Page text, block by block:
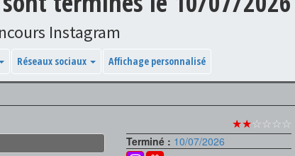
Instagram
Réseaux sociaux Affichage personnalisé
★★☆☆☆☆
Terminé : 10/07/2026